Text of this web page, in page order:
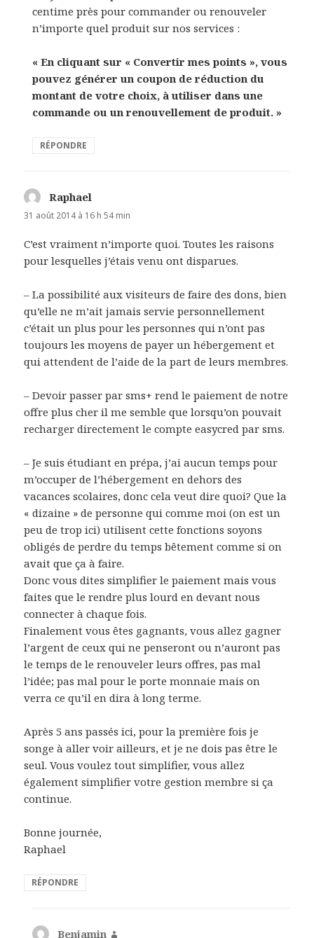
centime près pour commander ou renouveler
n’importe quel produit sur nos services :
« En cliquant sur « Convertir mes points », vous
pouvez générer un coupon de réduction du
montant de votre choix, à utiliser dans une
commande ou un renouvellement de produit. »
RÉPONDRE
Raphael
31 août 2014 à 16 h 54 min
C’est vraiment n’importe quoi. Toutes les raisons
pour lesquelles j’étais venu ont disparues.
– La possibilité aux visiteurs de faire des dons, bien
qu’elle ne m’ait jamais servie personnellement
c’était un plus pour les personnes qui n’ont pas
toujours les moyens de payer un hébergement et
qui attendent de l’aide de la part de leurs membres.
– Devoir passer par sms+ rend le paiement de notre
offre plus cher il me semble que lorsqu’on pouvait
recharger directement le compte easycred par sms.
– Je suis étudiant en prépa, j’ai aucun temps pour
m’occuper de l’hébergement en dehors des
vacances scolaires, donc cela veut dire quoi? Que la
« dizaine » de personne qui comme moi (on est un
peu de trop ici) utilisent cette fonctions soyons
obligés de perdre du temps bêtement comme si on
avait que ça à faire.
Donc vous dites simplifier le paiement mais vous
faites que le rendre plus lourd en devant nous
connecter à chaque fois.
Finalement vous êtes gagnants, vous allez gagner
l’argent de ceux qui ne penseront ou n’auront pas
le temps de le renouveler leurs offres, pas mal
l’idée; pas mal pour le porte monnaie mais on
verra ce qu’il en dira à long terme.
Après 5 ans passés ici, pour la première fois je
songe à aller voir ailleurs, et je ne dois pas être le
seul. Vous voulez tout simplifier, vous allez
également simplifier votre gestion membre si ça
continue.
Bonne journée,
Raphael
RÉPONDRE
Benjamin